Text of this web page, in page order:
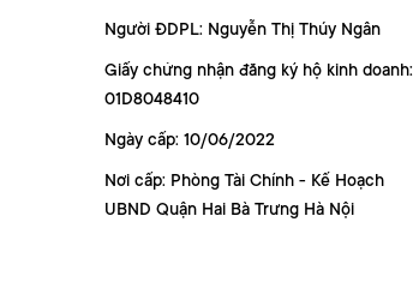
Người ĐDPL: Nguyễn Thị Thúy Ngân
Giấy chứng nhận đăng ký hộ kinh doanh:
01D8048410
Ngày cấp: 10/06/2022
Nơi cấp: Phòng Tài Chính - Kế Hoạch
UBND Quận Hai Bà Trưng Hà Nội